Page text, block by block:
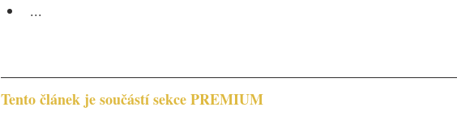
...
Tento článek je součástí sekce PREMIUM